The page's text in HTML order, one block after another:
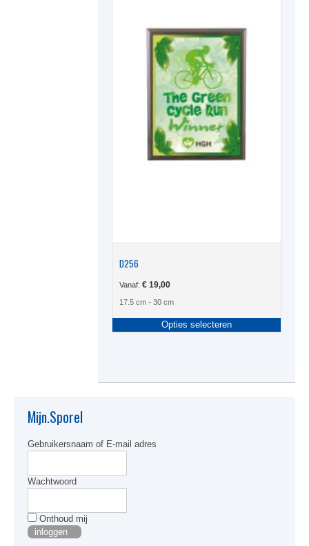
D256
Vanaf:€ 19,00
17.5 cm - 30 cm
Opties selecteren
Deze
Mijn.Sporel
Gebruikersnaam of E-mail adres
Wachtwoord
Onthoud mij